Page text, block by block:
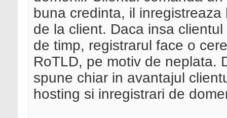
buna credinta, il
de la client. Daca insa
de timp, registrarul face o
RoTLD, pe motiv de neplata.
spune chiar in avantajul
hosting si inregistrari de